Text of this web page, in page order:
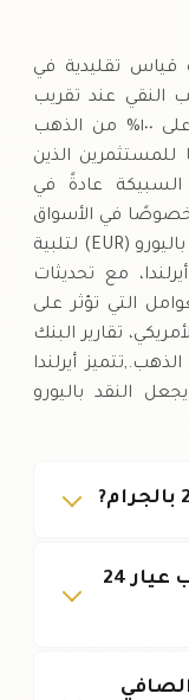
عيار ٢٤ هي وحدة قياس تقليدية في
من الذهب النقي عند تقريب
الوزن إلى أقرب عُشر.,تحتوي السبيكة على ١٠٠% من الذهب
شائعًا للمستثمرين الذين
عادةً في
في الأسواق
المحلية والعالمية للذهب.,تُقَيَّم الأسعار باليورو (EUR) لتلبية
مع تحديثات
التي تؤثر على
الأمريكي، تقارير البنك
أيرلندا
النقد باليورو
كيف يتم تحديد سعر 1 تولة ذهب عيار 24